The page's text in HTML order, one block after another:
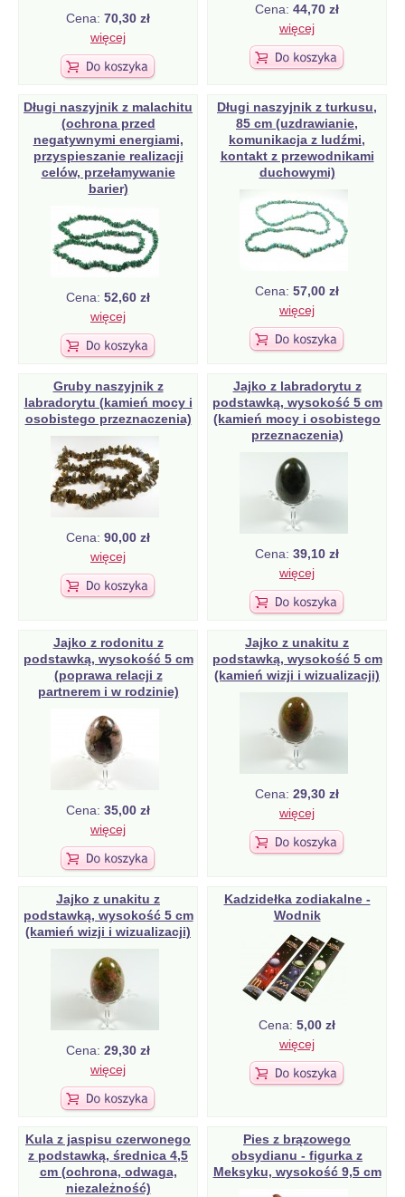
Cena: 70,30 zł
więcej
Cena: 44,70 zł
więcej
Długi naszyjnik z malachitu
(ochrona przed
negatywnymi energiami,
przyspieszanie realizacji
celów, przełamywanie
barier)
Cena: 52,60 zł
więcej
Długi naszyjnik z turkusu,
85 cm (uzdrawianie,
komunikacja z ludźmi,
kontakt z przewodnikami
duchowymi)
Cena: 57,00 zł
więcej
Gruby naszyjnik z
labradorytu (kamień mocy i
osobistego przeznaczenia)
Cena: 90,00 zł
więcej
Jajko z labradorytu z
podstawką, wysokość 5 cm
(kamień mocy i osobistego
przeznaczenia)
Cena: 39,10 zł
więcej
Jajko z rodonitu z
podstawką, wysokość 5 cm
(poprawa relacji z
partnerem i w rodzinie)
Cena: 35,00 zł
więcej
Jajko z unakitu z
podstawką, wysokość 5 cm
(kamień wizji i wizualizacji)
Cena: 29,30 zł
więcej
Jajko z unakitu z
podstawką, wysokość 5 cm
(kamień wizji i wizualizacji)
Cena: 29,30 zł
więcej
Kadzidełka zodiakalne -
Wodnik
Cena: 5,00 zł
więcej
Kula z jaspisu czerwonego
z podstawką, średnica 4,5
cm (ochrona, odwaga,
niezależność)
Pies z brązowego
obsydianu - figurka z
Meksyku, wysokość 9,5 cm